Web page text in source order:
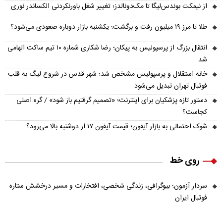
از نیمکت بوندس‌لیگا تا مک‌دونالدز؛ تغییر شغل باورنکردنی الکساندر نوری
طلا تا مرز ۱۹ میلیون رفت و برگشت؛ یکشنبه بازار دوباره صعودی می‌شود؟
انتقال بزرگ از پرسپولیس به پیکان؛ رضا شکاری شماره ۱۰ تیم ساکت الهامی
شد
خانه استقلال و پرسپولیس مشخص شد؛ شهر قدس در شروع لیگ به قلب
فوتبال تهران تبدیل می‌شود
دستور تازه پزشکیان برای اینترنت؛ «تصمیم گرفتیم باز شود» / گره اصلی
کجاست؟
شوک احتمالی به بازار آیفون؛ قیمت آیفون ۱۷ از دوشنبه بالا می‌رود؟
روی خط
سردار آزمون؛ بیوگرافی، زندگی شخصی، افتخارات و مسیر درخشش ستاره
فوتبال ایران